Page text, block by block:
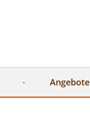
Angebote